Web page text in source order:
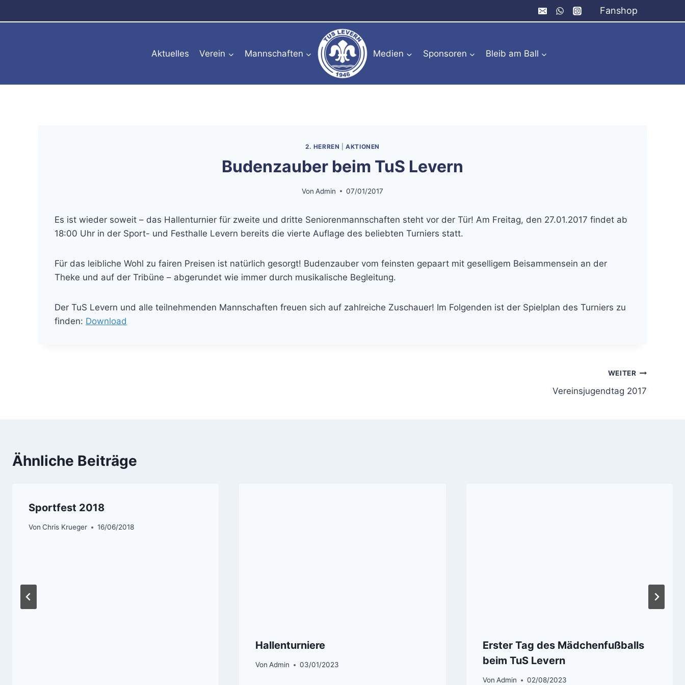
Inhalt
Fanshop
Aktuelles Verein Mannschaften Medien Sponsoren Bleib am Ball
2. HERREN |AKTIONEN
Budenzauber beim TuS Levern
Von Admin 07/01/2017
Es ist wieder soweit – das Hallenturnier für zweite und dritte Seniorenmannschaften steht vor der Tür! Am Freitag, den 27.01.2017 findet ab
18:00 Uhr in der Sport- und Festhalle Levern bereits die vierte Auflage des beliebten Turniers statt.
Für das leibliche Wohl zu fairen Preisen ist natürlich gesorgt! Budenzauber vom feinsten gepaart mit geselligem Beisammensein an der
Theke und auf der Tribüne – abgerundet wie immer durch musikalische Begleitung.
Der TuS Levern und alle teilnehmenden Mannschaften freuen sich auf zahlreiche Zuschauer! Im Folgenden ist der Spielplan des Turniers zu
finden: Download
WEITER
Vereinsjugendtag 2017
Ähnliche Beiträge
Sportfest 2018
Von Chris Krueger 16/06/2018
Hallenturniere
Von Admin 03/01/2023
Erster Tag des Mädchenfußballs
beim TuS Levern
Von Admin 02/08/2023